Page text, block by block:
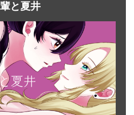
と夏井